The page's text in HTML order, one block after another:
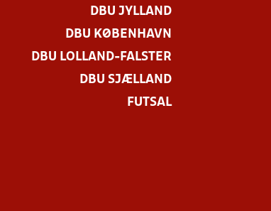
DBU JYLLAND
DBU KØBENHAVN
DBU LOLLAND-FALSTER
DBU SJÆLLAND
FUTSAL